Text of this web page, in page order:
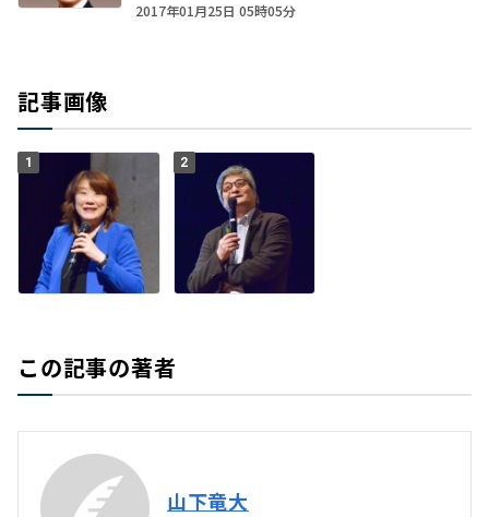
2017年01月25日 05時05分
記事画像
1 2
この記事の著者
山下竜大